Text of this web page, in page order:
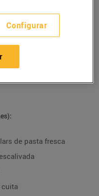
de
de pasta fresca
cuita
Configurar